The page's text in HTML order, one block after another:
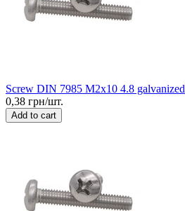
Screw DIN 7985 M2x10 4.8 galvanized
0,38 грн/шт.
Add to cart